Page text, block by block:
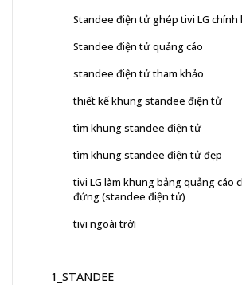
Standee điện tử ghép tivi LG chính
Standee điện tử quảng cáo
standee điện tử tham khảo
thiết kế khung standee điện tử
tìm khung standee điện tử
tìm khung standee điện tử đẹp
tivi LG làm khung bảng quảng cáo
đứng (standee điện tử)
tivi ngoài trời
1_STANDEE